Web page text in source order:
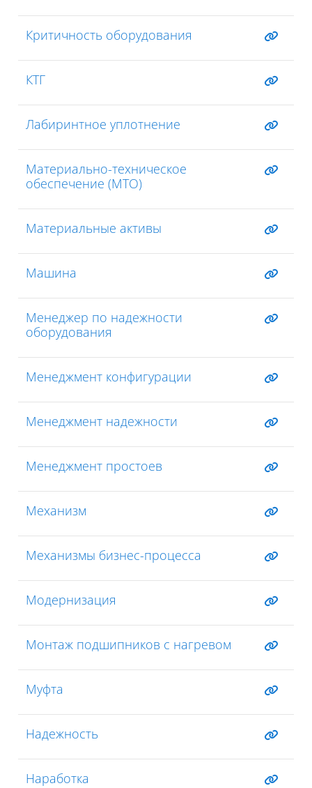
Критичность оборудования
КТГ
Лабиринтное уплотнение
Материально-техническое
обеспечение (МТО)
Материальные активы
Машина
Менеджер по надежности
оборудования
Менеджмент конфигурации
Менеджмент надежности
Менеджмент простоев
Механизм
Механизмы бизнес-процесса
Модернизация
Монтаж подшипников с нагревом
Муфта
Надежность
Наработка